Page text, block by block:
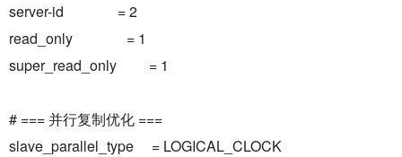
server-id = 2
read_only = 1
super_read_only = 1
# === 并行复制优化 ===
slave_parallel_type = LOGICAL_CLOCK